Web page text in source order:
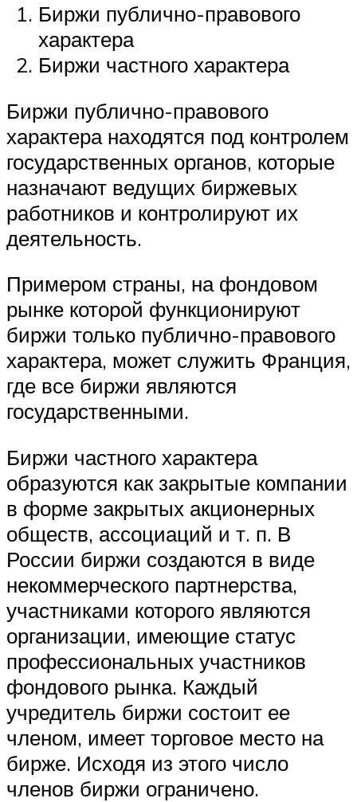
Биржи публично-правового
характера
Биржи частного характера
Биржи публично-правового
характера находятся под контролем
государственных органов, которые
назначают ведущих биржевых
работников и контролируют их
деятельность.
Примером страны, на фондовом
рынке которой функционируют
биржи только публично-правового
характера, может служить Франция,
где все биржи являются
государственными.
Биржи частного характера
образуются как закрытые компании
в форме закрытых акционерных
обществ, ассоциаций и т. п. В
России биржи создаются в виде
некоммерческого партнерства,
участниками которого являются
организации, имеющие статус
профессиональных участников
фондового рынка. Каждый
учредитель биржи состоит ее
членом, имеет торговое место на
бирже. Исходя из этого число
членов биржи ограничено.